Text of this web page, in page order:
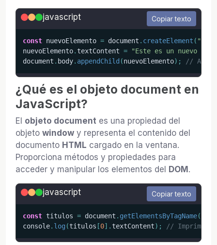
javascript Copiar texto
const nuevoElemento = document . createElement ( "p"
nuevoElemento. textContent =
"Este es un nuevo
document . body. appendChild (nuevoElemento) ; //
¿Qué es el objeto document en
JavaScript?
El objeto document es una propiedad del
objeto window y representa el contenido del
documento HTML cargado en la ventana.
Proporciona métodos y propiedades para
acceder y manipular los elementos del
DOM .
javascript Copiar texto
const titulos = document . getElementsByTagName(
console. log (titulos [0] . textContent) ; // Imprime